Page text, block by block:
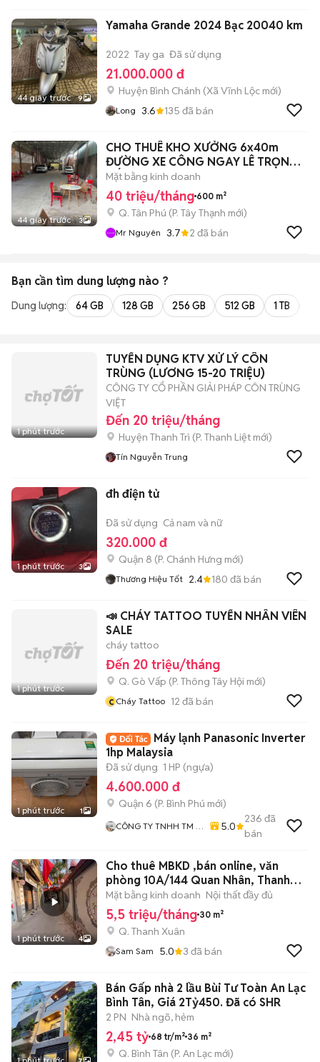
44 giây trước 9
Yamaha Grande 2024 Bạc 20040 km
2022 Tay ga Đã sử dụng
21.000.000 đ
Huyện Bình Chánh (Xã Vĩnh Lộc mới)
Long 3.6 135 đã bán
44 giây trước 3
CHO THUÊ KHO XƯỞNG 6x40m
ĐƯỜNG XE CÔNG NGAY LÊ TRỌNG
TẤN
Mặt bằng kinh doanh
40 triệu/tháng 600 m²
Q. Tân Phú (P. Tây Thạnh mới)
Mr Nguyên 3.7 2 đã bán
Bạn cần tìm dung lượng nào ?
Dung lượng: 64 GB 128 GB 256 GB 512 GB 1 TB
1 phút trước
TUYỂN DỤNG KTV XỬ LÝ CÔN
TRÙNG (LƯƠNG 15-20 TRIỆU)
CÔNG TY CỔ PHẦN GIẢI PHÁP CÔN TRÙNG
VIỆT
Đến 20 triệu/tháng
Huyện Thanh Trì (P. Thanh Liệt mới)
Tín Nguyễn Trung
1 phút trước 3
đh điện tử
Đã sử dụng Cả nam và nữ
320.000 đ
Quận 8 (P. Chánh Hưng mới)
Thương Hiệu Tốt 2.4 180 đã bán
1 phút trước
📣 CHÁY TATTOO TUYỂN NHÂN VIÊN
SALE
cháy tattoo
Đến 20 triệu/tháng
Q. Gò Vấp (P. Thông Tây Hội mới)
c Cháy Tattoo 12 đã bán
1 phút trước 1
Máy lạnh Panasonic Inverter
1hp Malaysia
Đã sử dụng 1 HP (ngựa)
4.600.000 đ
Quận 6 (P. Bình Phú mới)
CÔNG TY TNHH TM -
5.0
236 đã
bán
1 phút trước 4
Cho thuê MBKD ,bán online, văn
phòng 10A/144 Quan Nhân, Thanh
Xuân
Mặt bằng kinh doanh Nội thất đầy đủ
5,5 triệu/tháng 30 m²
Q. Thanh Xuân
Sam Sam 5.0 3 đã bán
Bán Gấp nhà 2 lầu Bùi Tư Toàn An Lạc
Bình Tân, Giá 2Tỷ450. Đã có SHR
2 PN Nhà ngõ, hẻm
2,45 tỷ 68 tr/m² 36 m²
Q. Bình Tân (P. An Lạc mới)